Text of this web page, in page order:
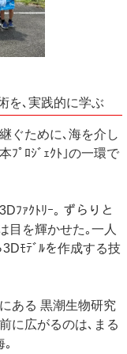
を､実践的に学ぶ
ぐために､海を介し
ﾌﾟﾛｼﾞｪｸﾄ｣の一環で
ﾌｧｸﾄﾘｰ｡ ずらりと
目を輝かせた｡一人
ﾓﾃﾞﾙを作成する技
ある 黒潮生物研究
に広がるのは､まる
｡